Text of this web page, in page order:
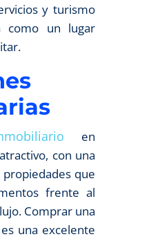
y turismo
como un lugar
en
con una
que
frente al
Comprar una
una excelente